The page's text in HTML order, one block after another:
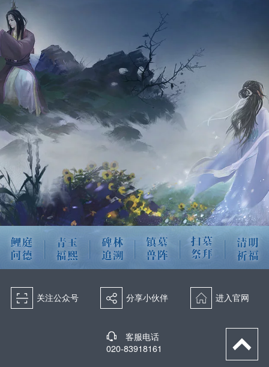
关注公众号 分享小伙伴 进入官网
客服电话
020-83918161